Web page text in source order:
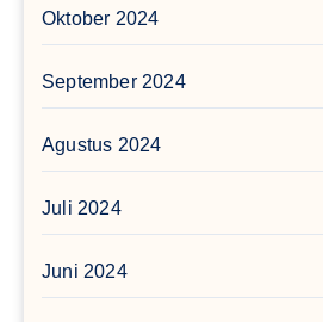
Oktober 2024
September 2024
Agustus 2024
Juli 2024
Juni 2024